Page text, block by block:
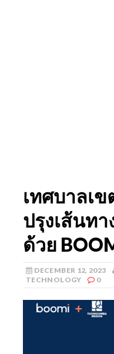
เทศบาลเ
ปรุงเส้นท
ด้วย
DECEMBER 12, 2023
TECHNOLOGY
0